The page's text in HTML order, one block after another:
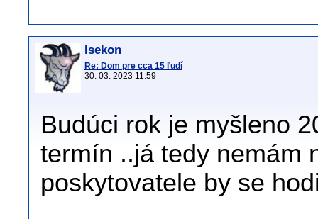
Isekon
Re: Dom pre cca 15 ľudí
30. 03. 2023 11:59
Budúci rok je myšleno
termín ..já tedy nemám
poskytovatele by se